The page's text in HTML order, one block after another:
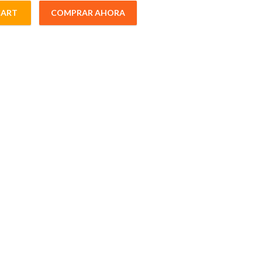
quantity
COMPRAR AHORA